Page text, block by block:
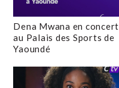
Dena Mwana en concert
au Palais des Sports de
Yaoundé